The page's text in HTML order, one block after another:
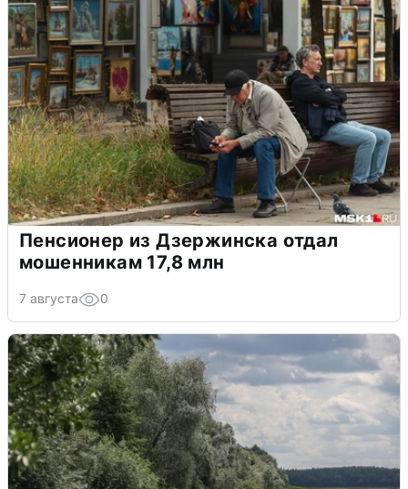
Пенсионер из Дзержинска отдал
мошенникам 17,8 млн
7 августа 0